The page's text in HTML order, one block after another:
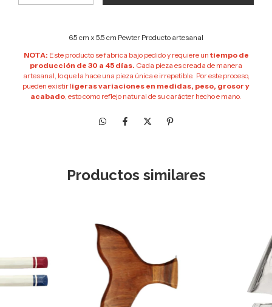
6.5 cm x 5.5 cm Pewter Producto artesanal
NOTA: Este producto se fabrica bajo pedido y requiere untiempo de
producción de 30 a 45 días. Cada pieza es creada de manera
artesanal, lo que la hace una pieza única e irrepetible. Por este proceso,
pueden existir ligeras variaciones en medidas, peso, grosor y
acabado, esto como reflejo natural de su carácter hecho e mano.
Productos similares